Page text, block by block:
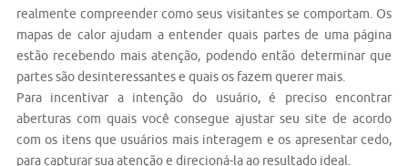
realmente compreender como seus visitantes se comportam. Os
mapas de calor ajudam a entender quais partes de uma página
estão recebendo mais atenção, podendo então determinar que
partes são desinteressantes e quais os fazem querer mais.
Para incentivar a intenção do usuário, é preciso encontrar
aberturas com quais você consegue ajustar seu site de acordo
com os itens que usuários mais interagem e os apresentar cedo,
para capturar sua atenção e direcioná-la ao resultado ideal.